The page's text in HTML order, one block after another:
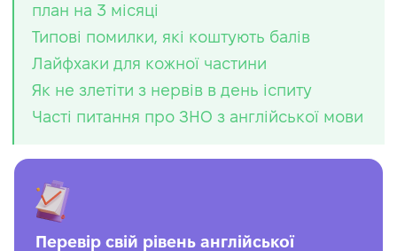
план на 3 місяці
Типові помилки, які коштують балів
Лайфхаки для кожної частини
Як не злетіти з нервів в день іспиту
Часті питання про ЗНО з англійської мови
Перевір свій рівень англійської